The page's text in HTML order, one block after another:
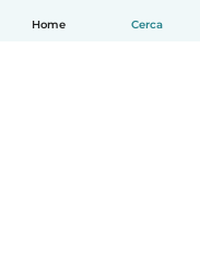
Home Cerca